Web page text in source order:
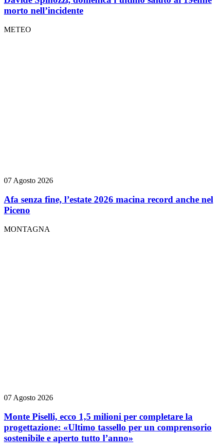
morto nell’incidente
METEO
07 Agosto 2026
Afa senza fine, l’estate 2026 macina record anche nel
Piceno
MONTAGNA
07 Agosto 2026
Monte Piselli, ecco 1,5 milioni per completare la
progettazione: «Ultimo tassello per un comprensorio
sostenibile e aperto tutto l’anno»